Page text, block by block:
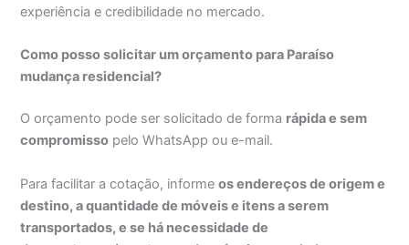
experiência e credibilidade no mercado.
Como posso solicitar um orçamento para Paraíso
mudança residencial?
O orçamento pode ser solicitado de forma rápida e sem
compromisso pelo WhatsApp ou e-mail.
Para facilitar a cotação, informeos endereços de origem e
destino, a quantidade de móveis e itens a serem
transportados, e se há necessidade de